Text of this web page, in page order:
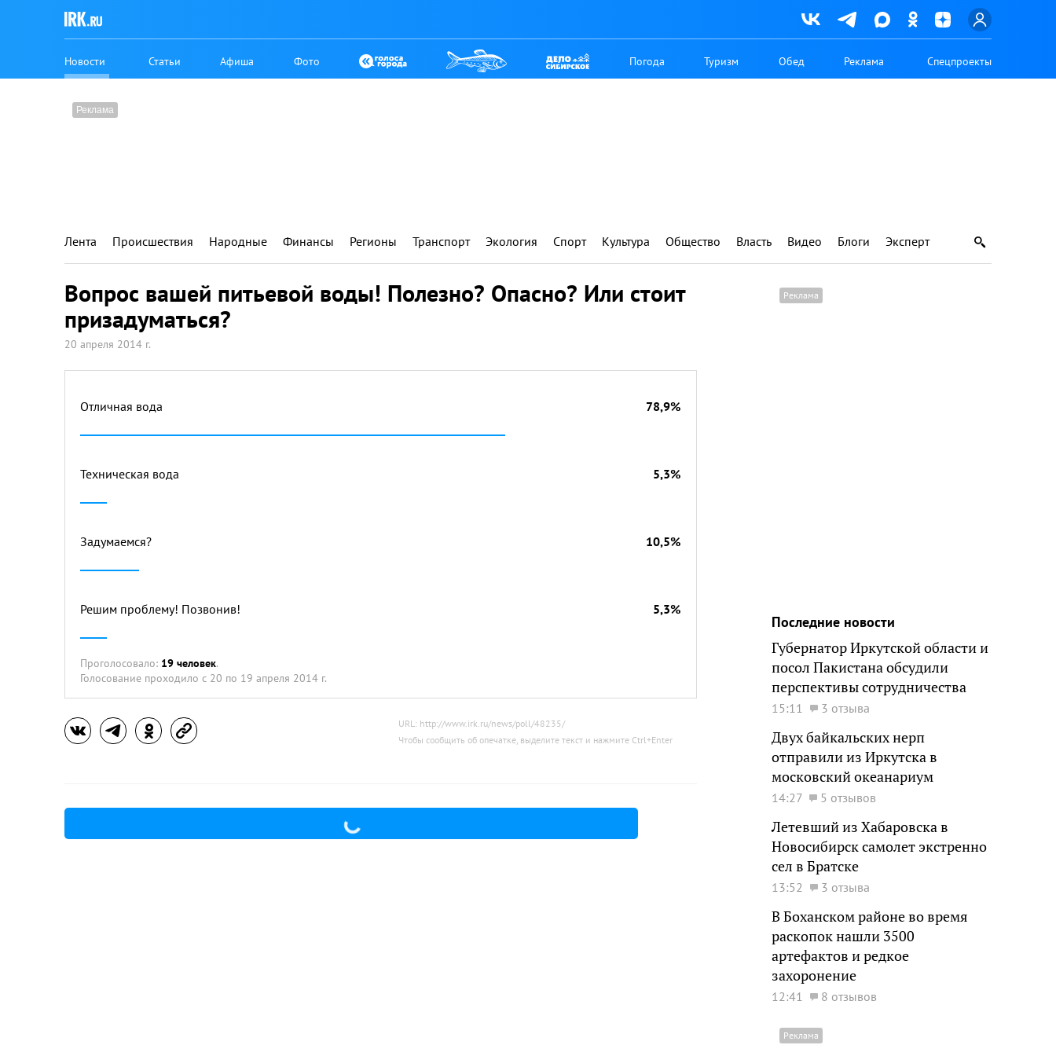
Новости Статьи Афиша Фото Погода Туризм Обед Реклама Спецпроекты
Лента Происшествия Народные Финансы Регионы Транспорт Экология Спорт Культура Общество Власть Видео Блоги Эксперт
Вопрос вашей питьевой воды! Полезно? Опасно? Или стоит
призадуматься?
20 апреля 2014 г.
Отличная вода 78,9%
Техническая вода 5,3%
Задумаемся? 10,5%
Решим проблему! Позвонив! 5,3%
Проголосовало: 19 человек.
Голосование проходило с 20 по 19 апреля 2014 г.
URL: http://www.irk.ru/news/poll/48235/
Чтобы сообщить об опечатке, выделите текст и нажмите Ctrl+Enter
Последние новости
Губернатор Иркутской области и
посол Пакистана обсудили
перспективы сотрудничества
15:11 3 отзыва
Двух байкальских нерп
отправили из Иркутска в
московский океанариум
14:27 5 отзывов
Летевший из Хабаровска в
Новосибирск самолет экстренно
сел в Братске
13:52 3 отзыва
В Боханском районе во время
раскопок нашли 3500
артефактов и редкое
захоронение
12:41 8 отзывов